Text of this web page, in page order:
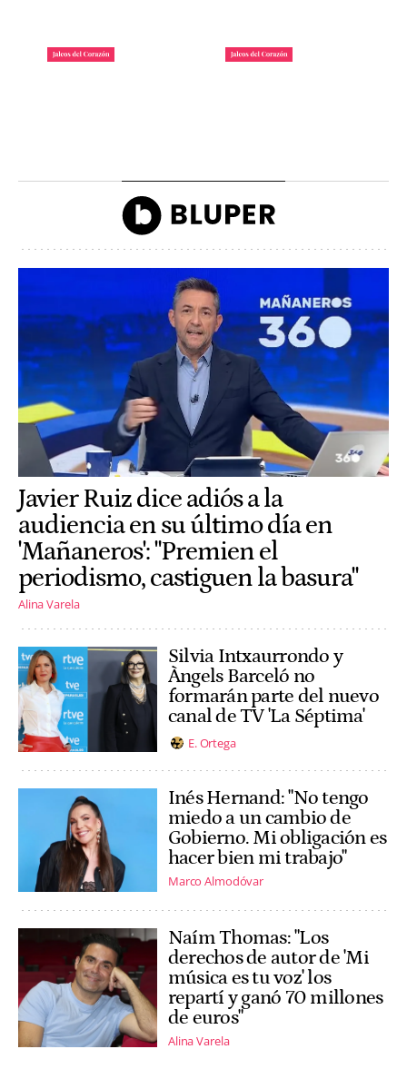
Javier Ruiz dice adiós a la
audiencia en su último día en
'Mañaneros': "Premien el
periodismo, castiguen la basura"
Alina Varela
Silvia Intxaurrondo y
Àngels Barceló no
formarán parte del nuevo
canal de TV 'La Séptima'
E. Ortega
Inés Hernand: "No tengo
miedo a un cambio de
Gobierno. Mi obligación es
hacer bien mi trabajo"
Marco Almodóvar
Naím Thomas: "Los
derechos de autor de 'Mi
música es tu voz' los
repartí y ganó 70 millones
de euros"
Alina Varela